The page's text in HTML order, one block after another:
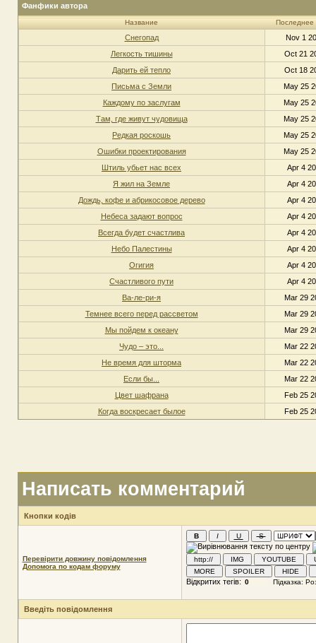
Фанфики автора
Название Последнее
Снегопад
Nov 1
Легкость тишины
Oct 21
Дарить ей тепло
Oct 18
Письма с Земли
May 25
Каждому по заслугам
May 25
Там, где живут чудовища
May 25
Редкая роскошь
May 25
Ошибки проектирования
May 25
Штиль убьет нас всех
Apr 4
Я жил на Земле
Apr 4
Дождь, кофе и абрикосовое дерево
Apr 4
Небеса задают вопрос
Apr 4
Всегда будет счастлива
Apr 4
Небо Палестины
Apr 4
Огигия
Apr 4
Счастливого пути
Apr 4
Ва-ле-ри-я
Mar 29
Темнее всего перед рассветом
Mar 29
Мы пойдем к океану
Mar 29
Чудо – это...
Mar 22
Не время для шторма
Mar 22
Если бы...
Mar 22
Цвет шафрана
Feb 25
Когда воскресает былое
Feb 25
Написать комментарий
Кнопки кодів
Перевірити довжину повідомлення
Допомога по кодам форуму
Відкритих тегів:
Введіть повідомлення